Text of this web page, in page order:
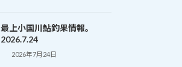
最上小国川鮎釣果情報。
2026.7.24
2026年7月24日